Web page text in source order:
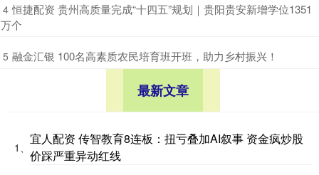
4 ​恒捷配资 贵州高质量完成“十四五”规划｜贵阳贵安新增学位1351
万个
5 ​融金汇银 100名高素质农民培育班开班，助力乡村振兴！
最新文章
1、
宜人配资 传智教育8连板：扭亏叠加AI叙事 资金疯炒股
价踩严重异动红线